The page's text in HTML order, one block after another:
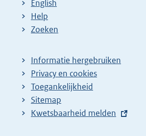
English
Help
Zoeken
Informatie hergebruiken
Privacy en cookies
Toegankelijkheid
Sitemap
E
Kwetsbaarheid melden